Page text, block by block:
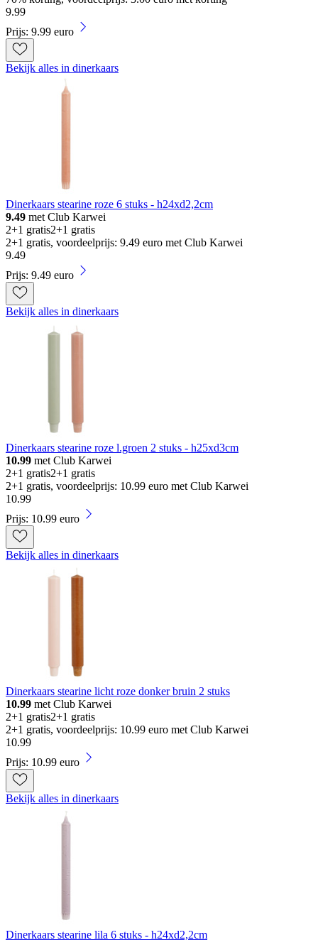
9.99
Prijs: 9.99 euro
Bekijk alles in dinerkaars
Dinerkaars stearine roze 6 stuks - h24xd2,2cm
9.49 met Club Karwei
2+1 gratis2+1 gratis
2+1 gratis, voordeelprijs: 9.49 euro met Club Karwei
9.49
Prijs: 9.49 euro
Bekijk alles in dinerkaars
Dinerkaars stearine roze l.groen 2 stuks - h25xd3cm
10.99 met Club Karwei
2+1 gratis2+1 gratis
2+1 gratis, voordeelprijs: 10.99 euro met Club Karwei
10.99
Prijs: 10.99 euro
Bekijk alles in dinerkaars
Dinerkaars stearine licht roze donker bruin 2 stuks
10.99 met Club Karwei
2+1 gratis2+1 gratis
2+1 gratis, voordeelprijs: 10.99 euro met Club Karwei
10.99
Prijs: 10.99 euro
Bekijk alles in dinerkaars
Dinerkaars stearine lila 6 stuks - h24xd2,2cm